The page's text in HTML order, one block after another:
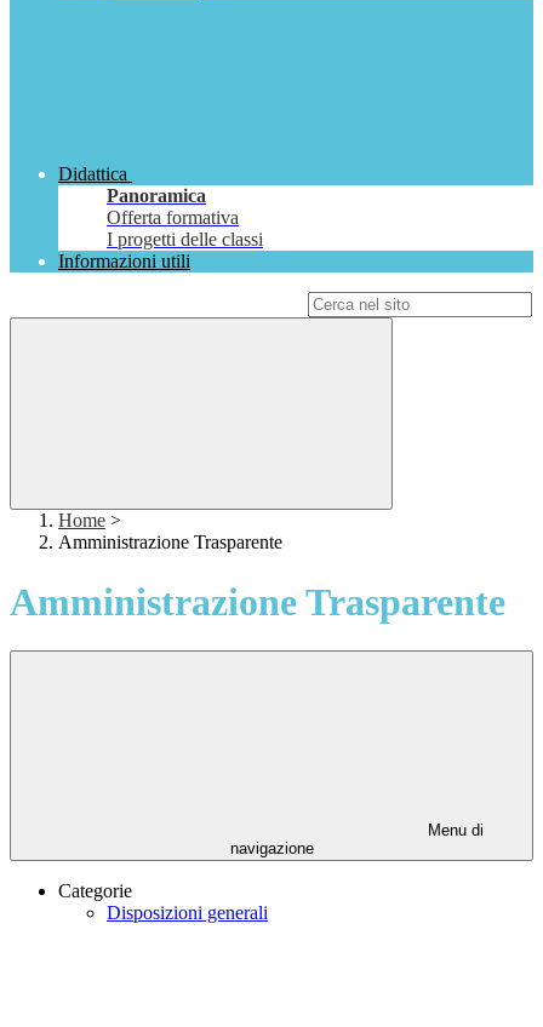
Didattica
Panoramica
Offerta formativa
I progetti delle classi
Informazioni utili
Home >
Amministrazione Trasparente
Amministrazione Trasparente
Menu di
navigazione
Categorie
Disposizioni generali